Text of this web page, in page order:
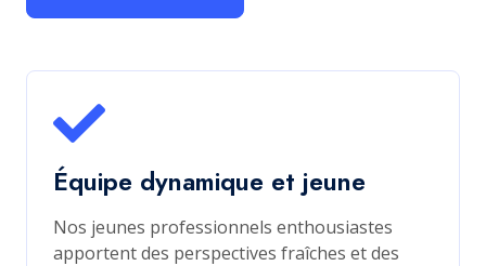
Équipe dynamique et jeune
Nos jeunes professionnels enthousiastes
apportent des perspectives fraîches et des